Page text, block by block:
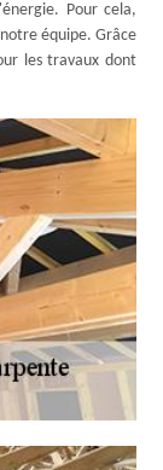
Pour cela,
équipe. Grâce
les travaux dont